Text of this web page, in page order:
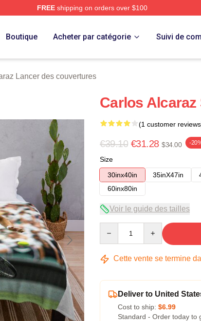
FREEshipping on orders over $100
Boutique Acheter par catégorie Suivi de
Lancer des couvertures
Carlos Alcaraz
(1 customer
€39.10 €31.28 $34.00 -
Size
30inx40in
35inX47in
60inx80in
Voir le guide des tailles
Cette vente se termine
Deliver to United
Cost to ship: $6.99
Standard - Order today to